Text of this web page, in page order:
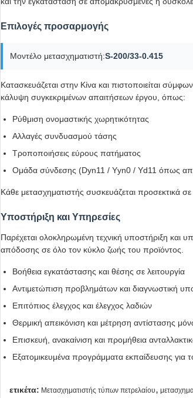
Επιλογές προσαρμογής
Μοντέλο μετασχηματιστή:S-200/33-0.415
Κατασκευάζεται στην Κίνα και πιστοποιείται
κάλυψη συγκεκριμένων απαιτήσεων έργου, όπως:
Ρύθμιση ονομαστικής χωρητικότητας
Αλλαγές συνδυασμού τάσης
Τροποποιήσεις εύρους πατήματος
Ομάδα σύνδεσης (Dyn11 / Yyn0 / Yd11 όπως
Κάθε μετασχηματιστής συσκευάζεται προσεκτικά
Υποστήριξη και Υπηρεσίες
Παρέχεται ολοκληρωμένη τεχνική υποστήριξη και
απόδοσης σε όλο τον κύκλο ζωής του προϊόντος.
Βοήθεια εγκατάστασης και θέσης σε λειτουργία
Αντιμετώπιση προβλημάτων και διαγνωστική
Επιτόπιος έλεγχος και έλεγχος λαδιών
Θερμική απεικόνιση και μέτρηση αντίστασης
Επισκευή, ανακαίνιση και προμήθεια
Εξατομικευμένα προγράμματα εκπαίδευσης
ετικέτα: Μετασχηματιστής τύπων πετρελαίου,